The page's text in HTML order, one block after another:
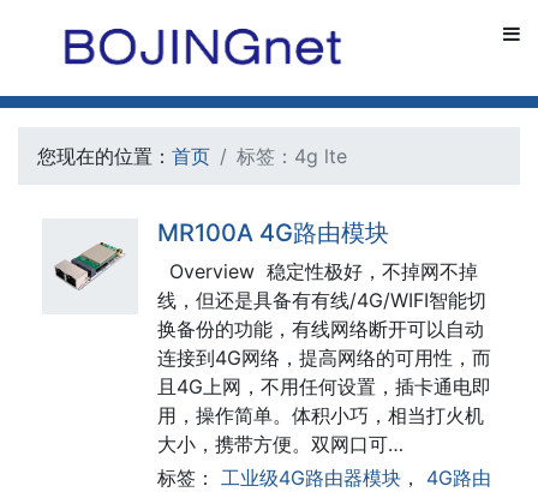
您现在的位置： 首页 标签：4g lte
MR100A 4G路由模块
Overview 稳定性极好，不掉网不掉
线，但还是具备有有线/4G/WIFI智能切
换备份的功能，有线网络断开可以自动
连接到4G网络，提高网络的可用性，而
且4G上网，不用任何设置，插卡通电即
用，操作简单。体积小巧，相当打火机
大小，携带方便。双网口可…
标签： 工业级4G路由器模块 ， 4G路由